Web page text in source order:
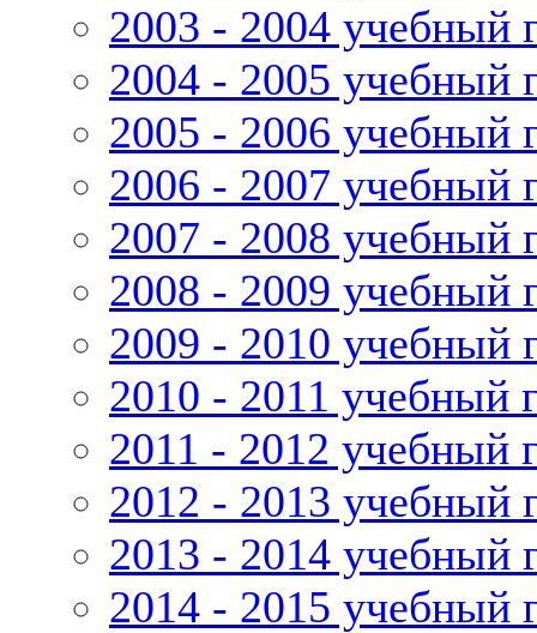
2003 - 2004 учебный
2004 - 2005 учебный
2005 - 2006 учебный
2006 - 2007 учебный
2007 - 2008 учебный
2008 - 2009 учебный
2009 - 2010 учебный
2010 - 2011 учебный
2011 - 2012 учебный
2012 - 2013 учебный
2013 - 2014 учебный
2014 - 2015 учебный